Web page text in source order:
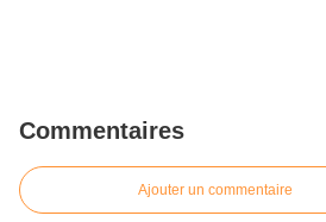
Commentaires
Ajouter un commentaire